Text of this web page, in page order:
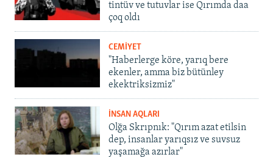
tintüv ve tutuvlar ise Qırımda daa
çoq oldı
CEMİYET
"Haberlerge köre, yarıq bere
ekenler, amma biz bütünley
ekektriksizmiz"
İNSAN AQLARI
Olğa Skrıpnık: "Qırım azat etilsin
dep, insanlar yarıqsız ve suvsuz
yaşamağa azırlar"